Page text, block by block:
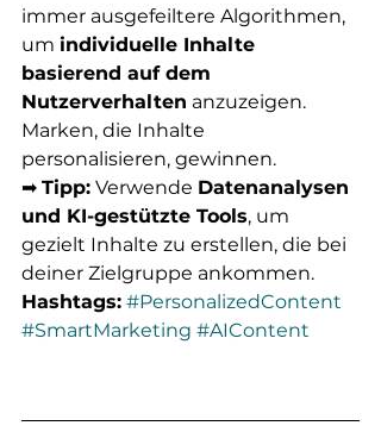
immer ausgefeiltere Algorithmen,
um individuelle Inhalte
basierend auf dem
Nutzerverhalten anzuzeigen.
Marken, die Inhalte
personalisieren, gewinnen.
➡ Tipp: Verwende Datenanalysen
und KI-gestützte Tools, um
gezielt Inhalte zu erstellen, die bei
deiner Zielgruppe ankommen.
Hashtags: #PersonalizedContent
#SmartMarketing #AIContent